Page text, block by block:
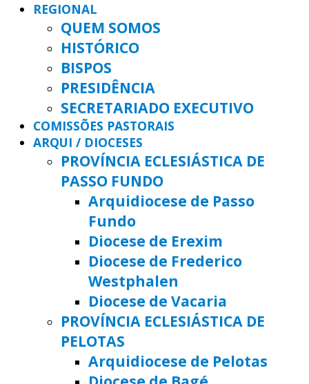
REGIONAL
QUEM SOMOS
HISTÓRICO
BISPOS
PRESIDÊNCIA
SECRETARIADO EXECUTIVO
COMISSÕES PASTORAIS
ARQUI / DIOCESES
PROVÍNCIA ECLESIÁSTICA DE
PASSO FUNDO
Arquidiocese de Passo
Fundo
Diocese de Erexim
Diocese de Frederico
Westphalen
Diocese de Vacaria
PROVÍNCIA ECLESIÁSTICA DE
PELOTAS
Arquidiocese de Pelotas